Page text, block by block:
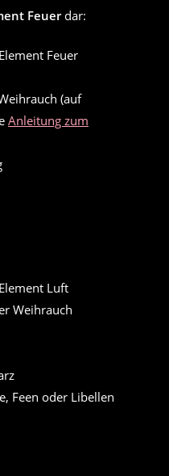
Feuerdar:
Feuer
(auf
Anleitung zum
Luft
Weihrauch
Feen oder Libellen